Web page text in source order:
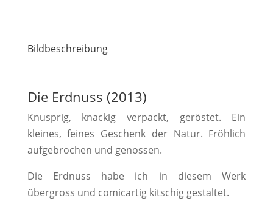
Bildbeschreibung
Die Erdnuss (2013)
Knusprig, knackig verpackt, geröstet. Ein
kleines, feines Geschenk der Natur. Fröhlich
aufgebrochen und genossen.
Die Erdnuss habe ich in diesem Werk
übergross und comicartig kitschig gestaltet.